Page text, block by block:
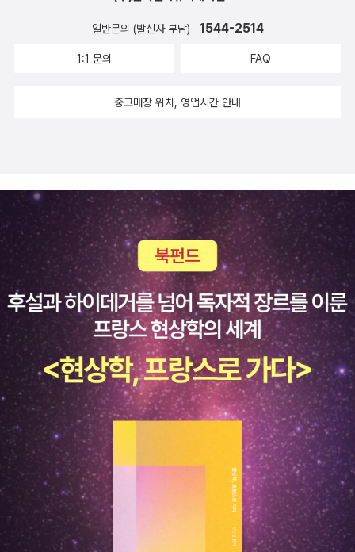
일반문의 (발신자 부담) 1544-2514
1:1 문의 FAQ
중고매장 위치, 영업시간 안내